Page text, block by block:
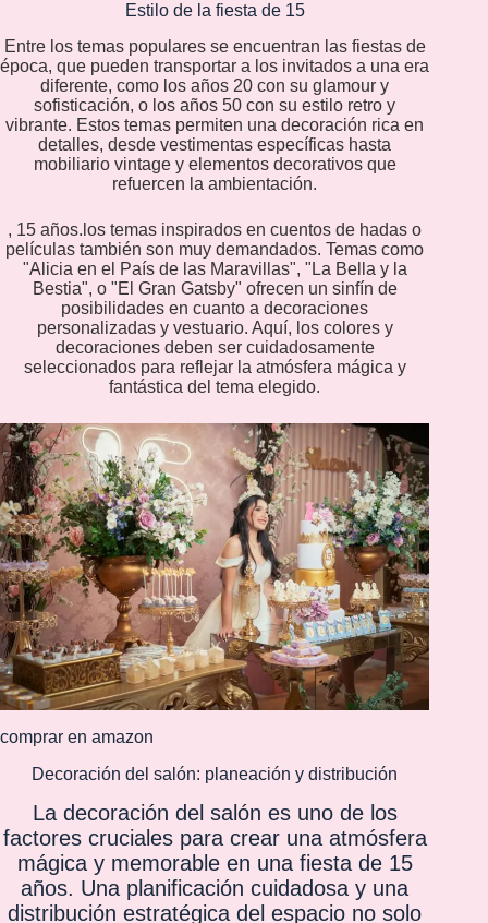
Estilo de la fiesta de 15
Entre los temas populares se encuentran las fiestas de
época, que pueden transportar a los invitados a una era
diferente, como los años 20 con su glamour y
sofisticación, o los años 50 con su estilo retro y
vibrante. Estos temas permiten una decoración rica en
detalles, desde vestimentas específicas hasta
mobiliario vintage y elementos decorativos que
refuercen la ambientación.
, 15 años.los temas inspirados en cuentos de hadas o
películas también son muy demandados. Temas como
"Alicia en el País de las Maravillas", "La Bella y la
Bestia", o "El Gran Gatsby" ofrecen un sinfín de
posibilidades en cuanto a decoraciones
personalizadas y vestuario. Aquí, los colores y
decoraciones deben ser cuidadosamente
seleccionados para reflejar la atmósfera mágica y
fantástica del tema elegido.
comprar en amazon
Decoración del salón: planeación y distribución
La decoración del salón es uno de los
factores cruciales para crear una atmósfera
mágica y memorable en una fiesta de 15
años. Una planificación cuidadosa y una
distribución estratégica del espacio no solo